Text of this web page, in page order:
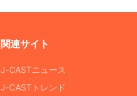
関連サイト
J-CASTニュース
J-CASTトレンド